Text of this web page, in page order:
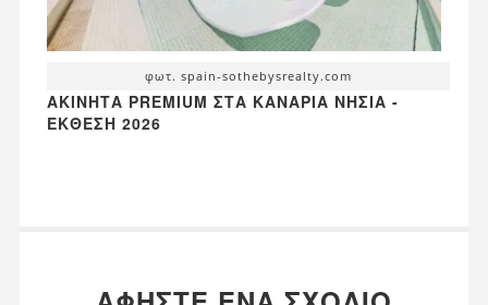
φωτ. spain-sothebysrealty.com
ΑΚΊΝΗΤΑ PREMIUM ΣΤΑ ΚΑΝΆΡΙΑ ΝΗΣΙΆ -
ΈΚΘΕΣΗ 2026